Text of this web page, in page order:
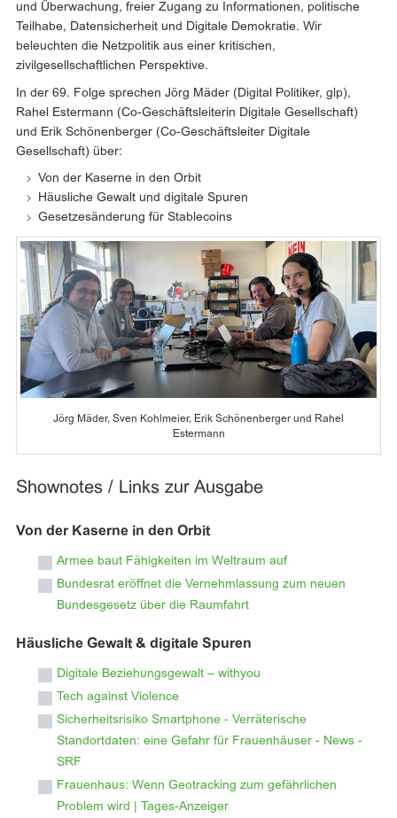
und Überwachung, freier Zugang zu Informationen, politische
Teilhabe, Datensicherheit und Digitale Demokratie. Wir
beleuchten die Netzpolitik aus einer kritischen,
zivilgesellschaftlichen Perspektive.
In der 69. Folge sprechen Jörg Mäder (Digital Politiker, glp),
Rahel Estermann (Co-Geschäftsleiterin Digitale Gesellschaft)
und Erik Schönenberger (Co-Geschäftsleiter Digitale
Gesellschaft) über:
Von der Kaserne in den Orbit
Häusliche Gewalt und digitale Spuren
Gesetzesänderung für Stablecoins
Jörg Mäder, Sven Kohlmeier, Erik Schönenberger und Rahel
Estermann
Shownotes / Links zur Ausgabe
Von der Kaserne in den Orbit
Armee baut Fähigkeiten im Weltraum auf
Bundesrat eröffnet die Vernehmlassung zum neuen
Bundesgesetz über die Raumfahrt
Häusliche Gewalt & digitale Spuren
Digitale Beziehungsgewalt – withyou
Tech against Violence
Sicherheitsrisiko Smartphone - Verräterische
Standortdaten: eine Gefahr für Frauenhäuser - News -
SRF
Frauenhaus: Wenn Geotracking zum gefährlichen
Problem wird | Tages-Anzeiger